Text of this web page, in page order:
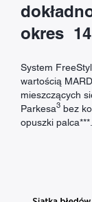
okres
System
wartością
mieszczących
Parkesa3 bez
opuszki palca***.